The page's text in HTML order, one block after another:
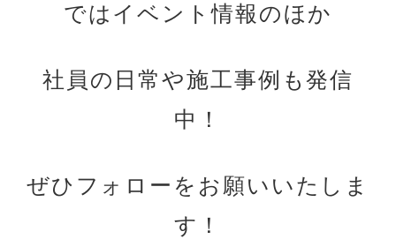
ではイベント情報のほか
社員の日常や施工事例も発信
中！
ぜひフォローをお願いいたしま
す！